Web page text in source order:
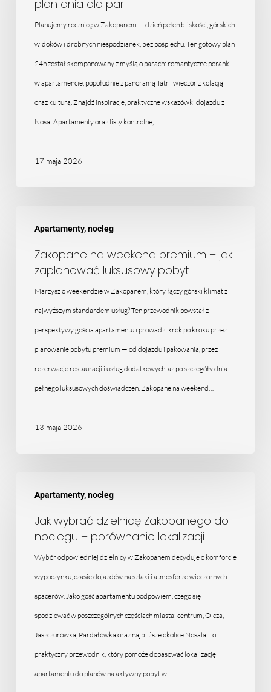
romantyczny
plan
dnia
plan dnia dla par
Planujemy rocznicę w Zakopanem — dzień pełen bliskości, górskich
widoków i drobnych niespodzianek, bez pośpiechu. Ten gotowy plan
24h został skomponowany z myślą o parach: romantyczne poranki
w apartamencie, popołudnie z panoramą Tatr i wieczór z kolacją
oraz kulturą. Znajdź inspiracje, praktyczne wskazówki dojazdu z
Nosal Apartamenty oraz listy kontrolne,…
17 maja 2026
Apartamenty, nocleg
weekend
premium
zaplanować
luksusowy
pobyt
Zakopane na weekend premium – jak
zaplanować luksusowy pobyt
Marzysz o weekendzie w Zakopanem, który łączy górski klimat z
najwyższym standardem usług? Ten przewodnik powstał z
perspektywy gościa apartamentu i prowadzi krok po kroku przez
planowanie pobytu premium — od dojazdu i pakowania, przez
rezerwacje restauracji i usług dodatkowych, aż po szczegóły dnia
pełnego luksusowych doświadczeń. Zakopane na weekend…
13 maja 2026
Apartamenty, nocleg
wybrać
dzielnicę
Zakopanego
noclegu
porównanie
lokalizacji
Jak wybrać dzielnicę Zakopanego do
noclegu – porównanie lokalizacji
Wybór odpowiedniej dzielnicy w Zakopanem decyduje o komforcie
wypoczynku, czasie dojazdów na szlaki i atmosferze wieczornych
spacerów. Jako gość apartamentu podpowiem, czego się
spodziewać w poszczególnych częściach miasta: centrum, Olcza,
Jaszczurówka, Pardałówka oraz najbliższe okolice Nosala. To
praktyczny przewodnik, który pomoże dopasować lokalizację
apartamentu do planów na aktywny pobyt w…